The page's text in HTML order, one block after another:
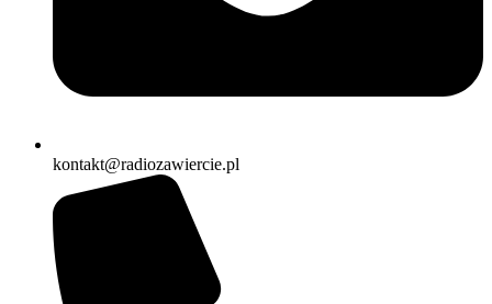
kontakt@radiozawiercie.pl